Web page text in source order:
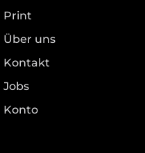
Print
Über uns
Kontakt
Jobs
Konto